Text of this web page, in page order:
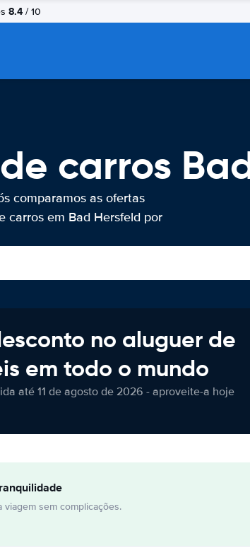
8.4 / 10
carros
comparamos as ofertas
carros em Bad Hersfeld por
no aluguer de
em todo o mundo
até 11 de agosto de 2026 - aproveite-a hoje
viagem sem complicações.